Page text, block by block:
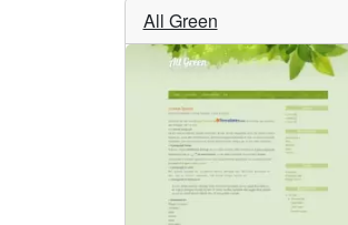
All Green